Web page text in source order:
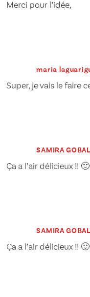
Merci pour l’idée,
maria
Super, je vais le faire
SAMIRA
Ça a l’air délicieux !! 🙂
SAMIRA
Ça a l’air délicieux !! 🙂